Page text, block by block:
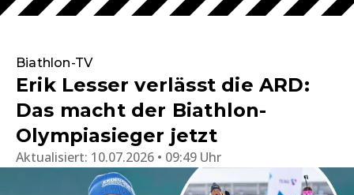
Biathlon-TV
Erik Lesser verlässt die ARD:
Das macht der Biathlon-
Olympiasieger jetzt
Aktualisiert: 10.07.2026 • 09:49 Uhr